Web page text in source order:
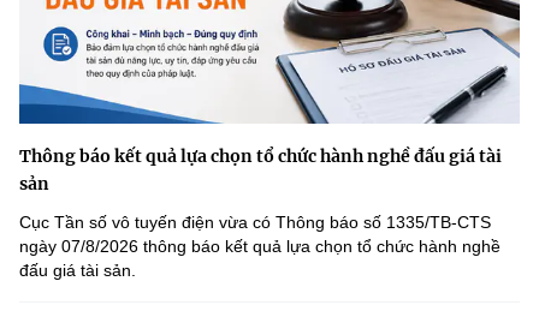
Thông báo kết quả lựa chọn tổ chức hành nghề đấu giá tài
sản
Cục Tần số vô tuyến điện vừa có Thông báo số 1335/TB-CTS
ngày 07/8/2026 thông báo kết quả lựa chọn tổ chức hành nghề
đấu giá tài sản.